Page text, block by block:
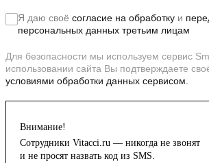
Я даю своё согласие на обработку и
персональных данных третьим лицам
Для безопасности мы используем сервис
использовании сайта Вы подтверждаете
условиями обработки данных сервисом.
Внимание!
Сотрудники Vitacci.ru — никогда не звонят
и не просят назвать код из SMS.